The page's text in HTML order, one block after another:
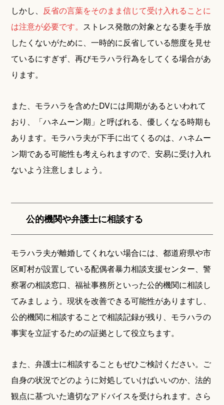
しかし、 反省の言葉をそのまま信じて受け入れることに
は注意が必要です。 ストレス発散の対象となる妻を手放
したくないがために、一時的に反省している態度を見せ
ているにすぎず、再びモラハラ行為をしてくる場合があ
ります。
また、モラハラを含めたDVには周期があるといわれて
おり、「ハネムーン期」と呼ばれる、優しくなる時期も
あります。モラハラ夫が下手に出てくるのは、ハネムー
ン期である可能性も考えられますので、安易に受け入れ
ないよう注意しましょう。
公的機関や弁護士に相談する
モラハラ夫が離婚してくれない場合には、都道府県や市
区町村が設置している配偶者暴力相談支援センター、警
察署の相談窓口、福祉事務所といった公的機関に相談し
てみましょう。現状を改善できる可能性がありますし、
公的機関に相談することで相談記録が残り、モラハラの
事実を立証するための証拠として役立ちます。
また、弁護士に相談することもぜひご検討ください。ご
自身の状況でどのように対処していけばいいのか、法的
観点に基づいた適切なアドバイスを受けられます。さら